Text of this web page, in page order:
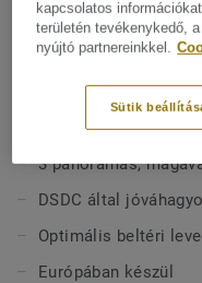
karbantartható,
foltoknak.Az
kiegészítőket. Az
FŐBB JELLEMZŐK
Tűzálló falburkolat
32 természet ihlette
Higiénikus és
3 panorámás,
DSDC által
Optimális beltéri
Európában készül
kapcsolatos
területén tevékenykedő,
nyújtó partnereinkkel.
Sütik